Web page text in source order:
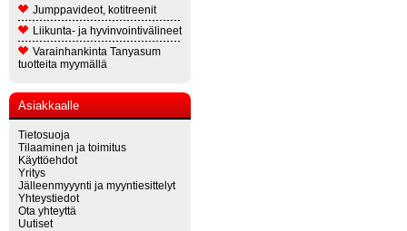
Jumppavideot, kotitreenit
Liikunta- ja hyvinvointivälineet
Varainhankinta Tanyasum
tuotteita myymällä
Asiakkaalle
Tietosuoja
Tilaaminen ja toimitus
Käyttöehdot
Yritys
Jälleenmyyynti ja myyntiesittelyt
Yhteystiedot
Ota yhteyttä
Uutiset